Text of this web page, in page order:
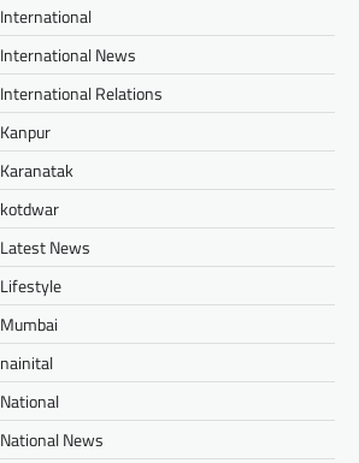
International
International News
International Relations
Kanpur
Karanatak
kotdwar
Latest News
Lifestyle
Mumbai
nainital
National
National News